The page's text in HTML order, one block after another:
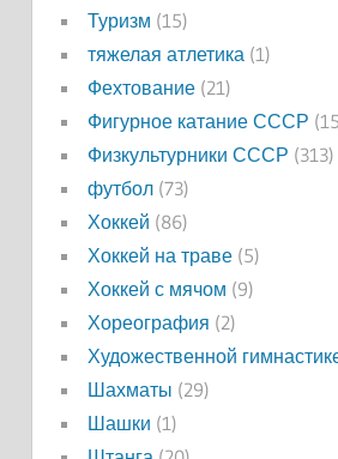
Туризм (15)
тяжелая атлетика (1)
Фехтование(21)
Фигурное катание СССР
Физкультурники СССР (313)
футбол(73)
Хоккей (86)
Хоккей на траве(5)
Хоккей с мячом (9)
Хореография (2)
Художественной
Шахматы (29)
Шашки (1)